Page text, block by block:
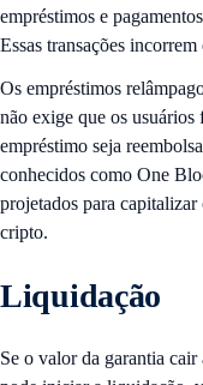
empréstimos e
Essas transações
Os empréstimos
não exige que os
empréstimo seja
conhecidos como One
projetados para
cripto.
Liquidação
Se o valor da garantia